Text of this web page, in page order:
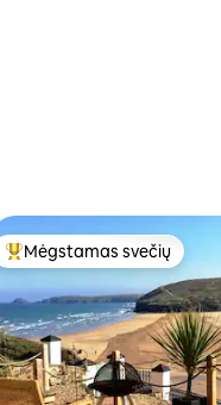
4,96 iš 5, atsiliepimų:
Svečių mėgstamiausias
Mėgstamas svečių